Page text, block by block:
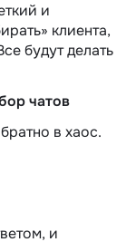
и
клиента,
будут делать
чатов
в хаос.
и